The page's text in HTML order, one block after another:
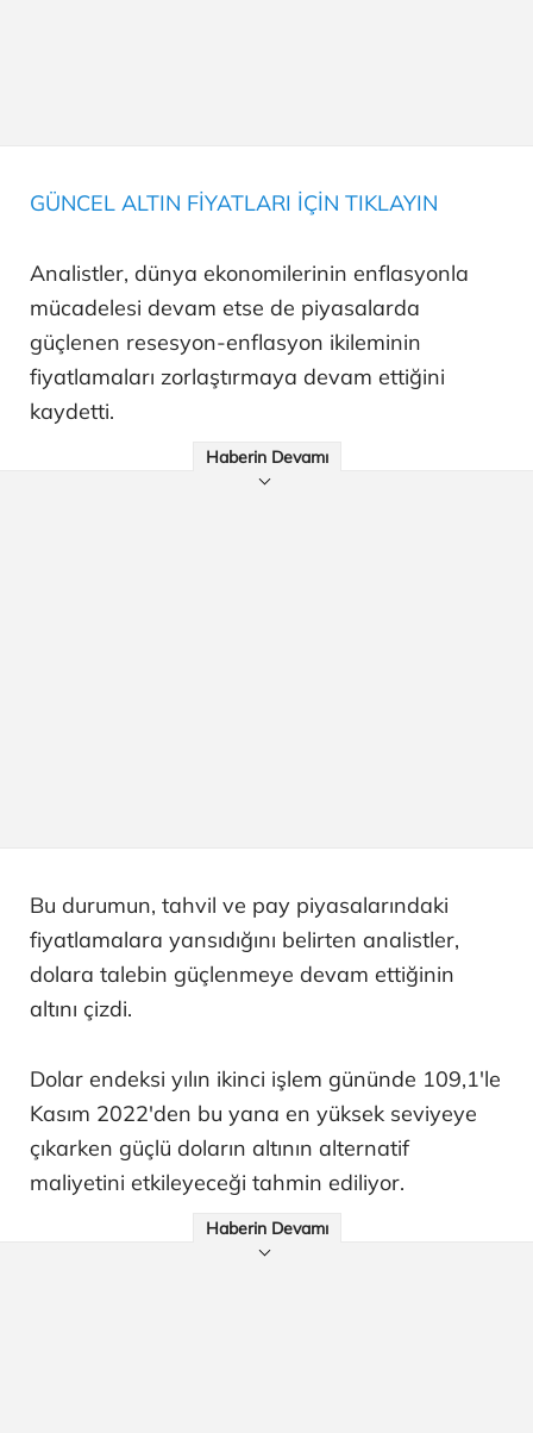
GÜNCEL ALTIN FİYATLARI İÇİN TIKLAYIN
Analistler, dünya ekonomilerinin enflasyonla
mücadelesi devam etse de piyasalarda
güçlenen resesyon-enflasyon ikileminin
fiyatlamaları zorlaştırmaya devam ettiğini
kaydetti.
Haberin Devamı
Bu durumun, tahvil ve pay piyasalarındaki
fiyatlamalara yansıdığını belirten analistler,
dolara talebin güçlenmeye devam ettiğinin
altını çizdi.
Dolar endeksi yılın ikinci işlem gününde 109,1'le
Kasım 2022'den bu yana en yüksek seviyeye
çıkarken güçlü doların altının alternatif
maliyetini etkileyeceği tahmin ediliyor.
Haberin Devamı